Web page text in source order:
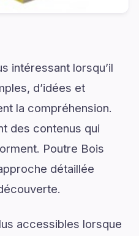
intéressant lorsqu’il
d’idées et
la compréhension.
des contenus qui
Poutre Bois
détaillée
accessibles lorsque